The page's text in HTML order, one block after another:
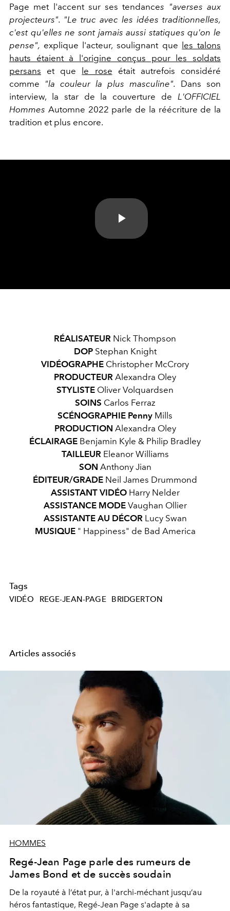
Page met l'accent sur ses tendances "averses aux
projecteurs". "Le truc avec les idées traditionnelles,
c'est qu'elles ne sont jamais aussi statiques qu'on le
pense", explique l'acteur, soulignant que
les talons
hauts étaient à l'origine conçus pour les soldats
persans et que le rose était autrefois considéré
comme "la couleur la plus masculine". Dans son
interview, la star de la couverture de L'OFFICIEL
Hommes Automne 2022 parle de la réécriture de la
tradition et plus encore.
Play
RÉALISATEUR Nick Thompson
DOPStephan Knight
VIDÉOGRAPHE Christopher McCrory
PRODUCTEUR Alexandra Oley
STYLISTE Oliver Volquardsen
SOINS Carlos Ferraz
SCÉNOGRAPHIE Penny Mills
PRODUCTION Alexandra Oley
ÉCLAIRAGE Benjamin Kyle & Philip Bradley
TAILLEUREleanor Williams
SON Anthony Jian
ÉDITEUR/GRADE Neil James Drummond
ASSISTANT VIDÉOHarry Nelder
ASSISTANCE MODEVaughan Ollier
ASSISTANTE AU DÉCORLucy Swan
MUSIQUE" Happiness" de Bad America
Tags
VIDÉO REGE-JEAN-PAGE BRIDGERTON
Articles associés
HOMMES
Regé-Jean Page parle des rumeurs de
James Bond et de succès soudain
De la royauté à l’état pur, à l'archi-méchant jusqu’au
héros fantastique, Regé-Jean Page s'adapte à sa